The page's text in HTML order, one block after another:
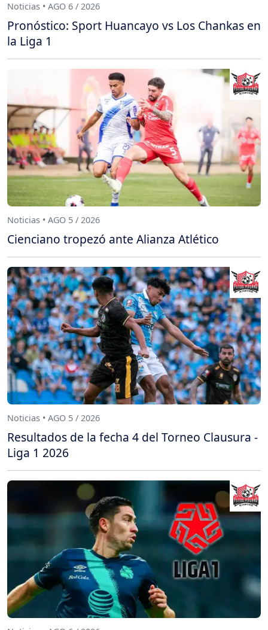
Noticias • AGO 6 / 2026
Pronóstico: Sport Huancayo vs Los Chankas en
la Liga 1
Noticias • AGO 5 / 2026
Cienciano tropezó ante Alianza Atlético
Noticias • AGO 5 / 2026
Resultados de la fecha 4 del Torneo Clausura -
Liga 1 2026